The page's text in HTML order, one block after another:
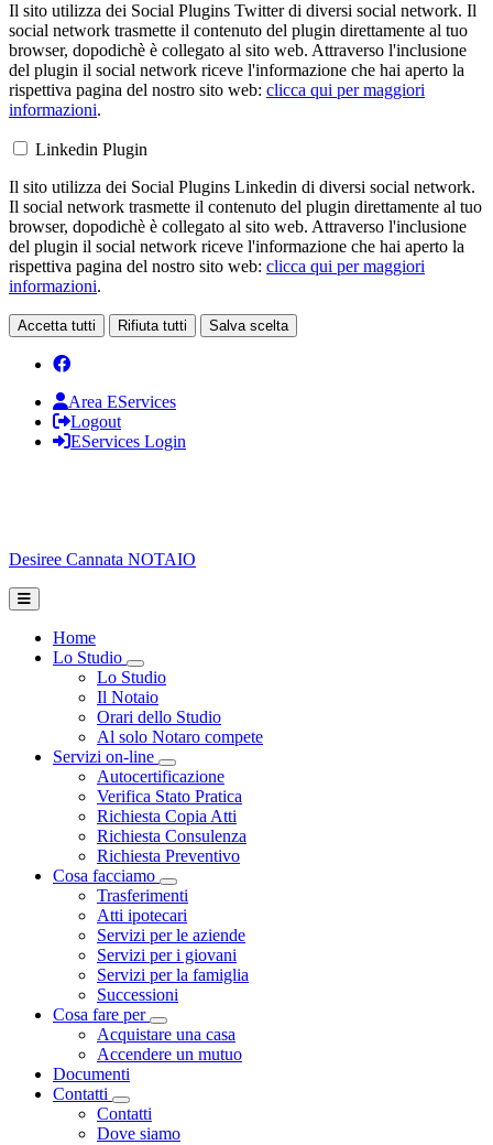
Il sito utilizza dei Social Plugins Twitter di diversi social network. Il
social network trasmette il contenuto del plugin direttamente al tuo
browser, dopodichè è collegato al sito web. Attraverso l'inclusione
del plugin il social network riceve l'informazione che hai aperto la
rispettiva pagina del nostro sito web: clicca qui per maggiori
informazioni.
Linkedin Plugin
Il sito utilizza dei Social Plugins Linkedin di diversi social network.
Il social network trasmette il contenuto del plugin direttamente al tuo
browser, dopodichè è collegato al sito web. Attraverso l'inclusione
del plugin il social network riceve l'informazione che hai aperto la
rispettiva pagina del nostro sito web: clicca qui per maggiori
informazioni.
Accetta tutti Rifiuta tutti Salva scelta
Area EServices
Logout
EServices Login
Desiree Cannata NOTAIO
Home
Lo Studio
Toggle Dropdown
Lo Studio
Il Notaio
Orari dello Studio
Al solo Notaro compete
Servizi on-line
Toggle Dropdown
Autocertificazione
Verifica Stato Pratica
Richiesta Copia Atti
Richiesta Consulenza
Richiesta Preventivo
Cosa facciamo
Toggle Dropdown
Trasferimenti
Atti ipotecari
Servizi per le aziende
Servizi per i giovani
Servizi per la famiglia
Successioni
Cosa fare per
Toggle Dropdown
Acquistare una casa
Accendere un mutuo
Documenti
Contatti
Toggle Dropdown
Contatti
Dove siamo